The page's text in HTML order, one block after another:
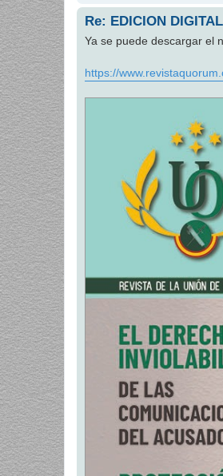
Re: EDICION
Ya se puede descargar el
https://